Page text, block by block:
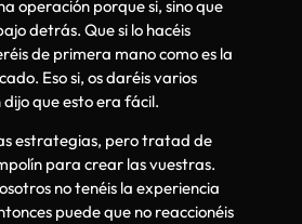
operación porque si, sino que
detrás. Que si lo hacéis
de primera mano como es la
Eso si, os daréis varios
que esto era fácil.
estrategias, pero tratad de
para crear las vuestras.
no tenéis la experiencia
puede que no reaccionéis